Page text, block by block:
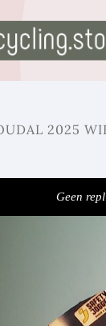
2025
Geen